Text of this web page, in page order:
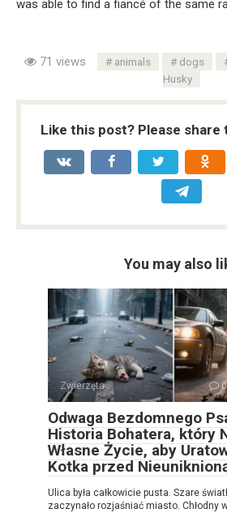
was able to find a fiancé of the same
71 views animals dogs
Husky
Like this post? Please
You may also
Zwierzęta 0
Odwaga Bezdomnego
Historia Bohatera, który
Własne Życie, aby
Kotka przed
Ulica była całkowicie pusta. Szare
zaczynało rozjaśniać miasto. Chłodny